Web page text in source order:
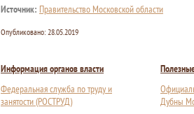
Источник: Правительство Московской области
Опубликовано: 28.05.2019
Информация органов власти
Федеральная служба по труду и
занятости (РОСТРУД)
Дубны